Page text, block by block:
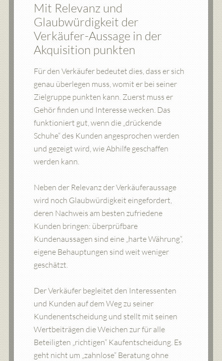
Mit Relevanz und
Glaubwürdigkeit der
Verkäufer-Aussage in der
Akquisition punkten
Für den Verkäufer bedeutet dies, dass er sich
genau überlegen muss, womit er bei seiner
Zielgruppe punkten kann. Zuerst muss er
Gehör finden und Interesse wecken. Das
funktioniert gut, wenn die „drückende
Schuhe“ des Kunden angesprochen werden
und gezeigt wird, wie Abhilfe geschaffen
werden kann.
Neben der Relevanz der Verkäuferaussage
wird noch Glaubwürdigkeit eingefordert,
deren Nachweis am besten zufriedene
Kunden bringen: überprüfbare
Kundenaussagen sind eine „harte Währung“,
eigene Behauptungen sind weit weniger
geschätzt.
Der Verkäufer begleitet den Interessenten
und Kunden auf dem Weg zu seiner
Kundenentscheidung und stellt mit seinen
Wertbeiträgen die Weichen zur für alle
Beteiligten „richtigen“ Kaufentscheidung. Es
geht nicht um „zahnlose“ Beratung ohne